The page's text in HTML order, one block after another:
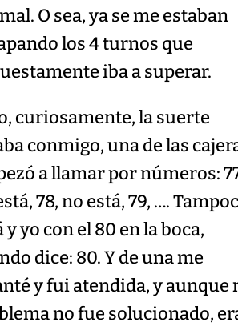
O sea, ya se me estaban
los 4 turnos que
iba a superar.
curiosamente, la suerte
conmigo, una de las
a llamar por números:
78, no está, 79, ….
y yo con el 80 en la boca,
dice: 80. Y de una me
y fui atendida, y aunque
no fue solucionado,